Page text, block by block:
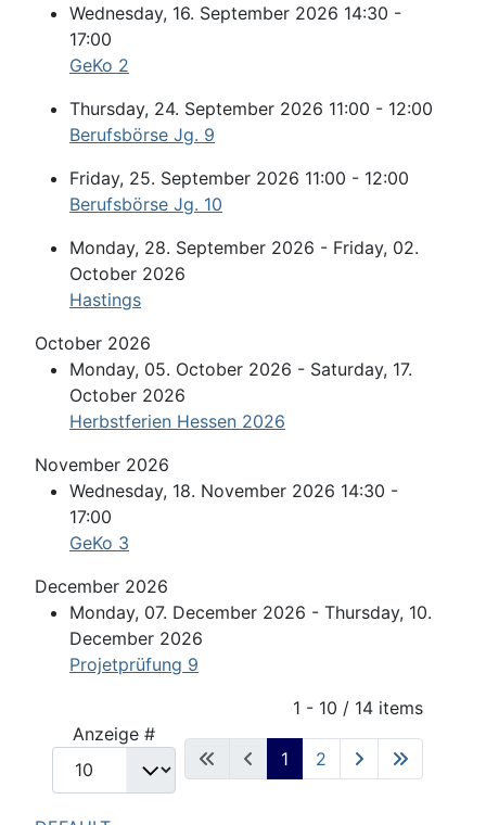
Wednesday, 16. September 2026 14:30 -
17:00
GeKo 2
Thursday, 24. September 2026 11:00 - 12:00
Berufsbörse Jg. 9
Friday, 25. September 2026 11:00 - 12:00
Berufsbörse Jg. 10
Monday, 28. September 2026 - Friday, 02.
October 2026
Hastings
October 2026
Monday, 05. October 2026 - Saturday, 17.
October 2026
Herbstferien Hessen 2026
November 2026
Wednesday, 18. November 2026 14:30 -
17:00
GeKo 3
December 2026
Monday, 07. December 2026 - Thursday, 10.
December 2026
Projetprüfung 9
1 - 10 / 14 items
Anzeige #
1
2